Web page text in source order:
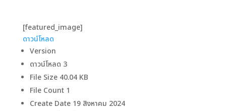
[featured_image]
ดาวน์โหลด
Version
ดาวน์โหลด 3
File Size 40.04 KB
File Count 1
Create Date 19 สิงหาคม 2024